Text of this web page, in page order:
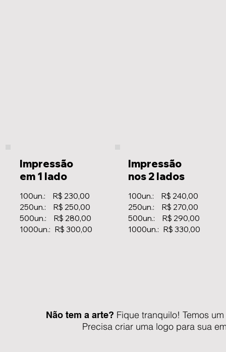
Impressão
em 1 lado
100un.: R$ 230,00
250un.: R$ 250,00
500un.: R$ 280,00
1000un.: R$ 300,00
Impressão
nos 2 lados
100un.: R$ 240,00
250un.: R$ 270,00
500un.: R$ 290,00
1000un.: R$ 330,00
Não tem a arte? Fique tranquilo! Temos
Precisa criar uma logo para sua